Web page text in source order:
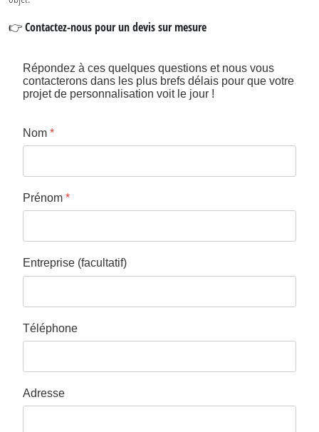
👉 Contactez-nous pour un devis sur mesure
Répondez à ces quelques questions et nous vous
contacterons dans les plus brefs délais pour que votre
projet de personnalisation voit le jour !
Nom *
Prénom *
Entreprise (facultatif)
Téléphone
Adresse